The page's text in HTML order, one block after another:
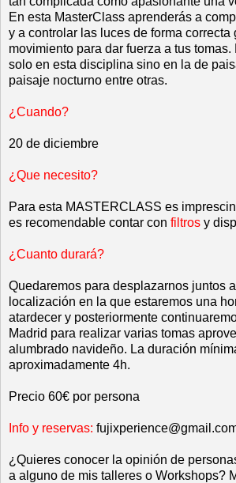
En esta MasterClass aprenderás a
y a controlar las luces de forma correcta
movimiento para dar fuerza a tus tomas.
solo en esta disciplina sino en la de
paisaje nocturno entre otras.
¿Cuando?
20 de diciembre
¿Que necesito?
Para esta MASTERCLASS es
es recomendable contar con filtros y
¿Cuanto durará?
Quedaremos para desplazarnos juntos
localización en la que estaremos una
atardecer y posteriormente
Madrid para realizar varias tomas
alumbrado navideño. La duración
aproximadamente 4h.
Precio 60€ por persona
Info y reservas:
¿Quieres conocer la opinión de
a alguno de mis talleres o Workshops?